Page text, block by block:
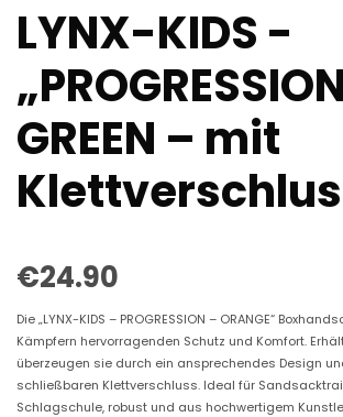
LYNX-KIDS -
GREEN – mit
€24.90
Die „LYNX-KIDS – PROGRESSION – ORANGE“
Kämpfern hervorragenden Schutz und Komfort.
überzeugen sie durch ein ansprechendes Design
schließbaren Klettverschluss. Ideal für
Schlagschule, robust und aus hochwertigem